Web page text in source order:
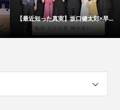
【最近知った真実】坂口健太郎×早...